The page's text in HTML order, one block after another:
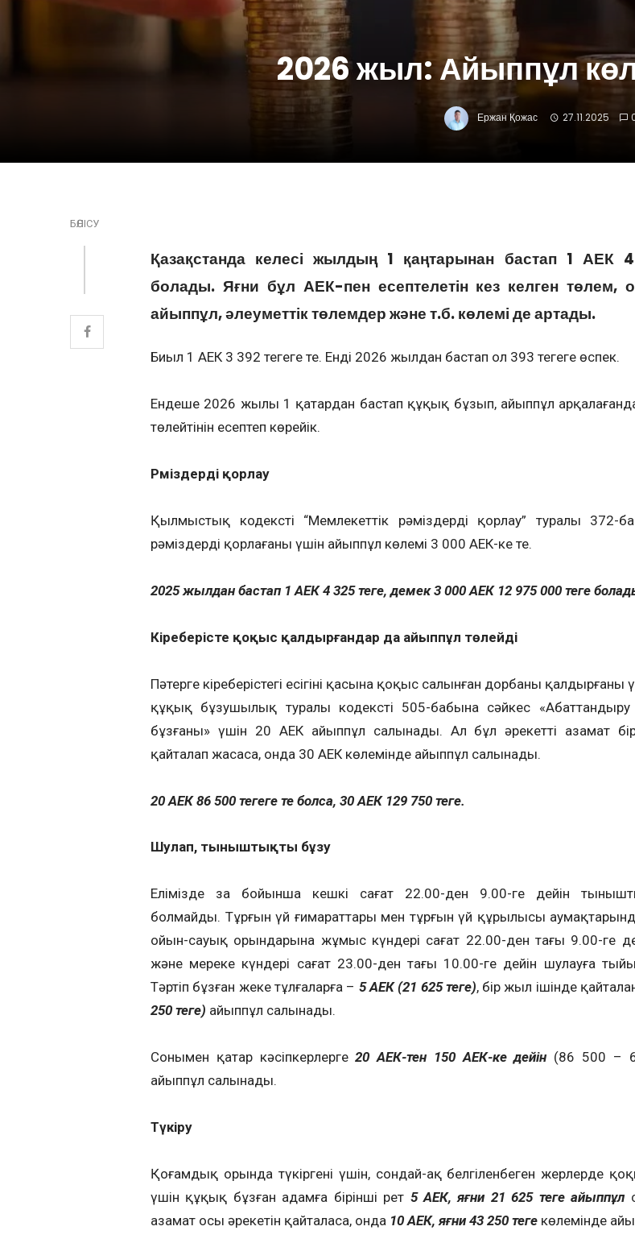
2026 жыл: Айыппұл
Ержан Қожас 27.11.2025
БӨЛІСУ
Қазақстанда келесі жылдың 1 қаңтарынан бастап 1 АЕК
болады. Яғни бұл АЕК-пен есептелетін кез келген төлем,
айыппұл, әлеуметтік төлемдер және т.б. көлемі де артады.
Биыл 1 АЕК 3 392 теңгеге тең. Енді 2026 жылдан бастап ол 393 теңгеге өспек.
Ендеше 2026 жылы 1 қаңтардан бастап құқық бұзып, айыппұл
төлейтінін есептеп көрейік.
Рәміздерді қорлау
Қылмыстық кодекстің “Мемлекеттік рәміздерді қорлау” туралы 372-
рәміздерді қорлағаны үшін айыппұл көлемі 3 000 АЕК-ке тең.
2025 жылдан бастап 1 АЕК 4 325 теңге, демек 3 000 АЕК 12 975 000 теңге
Кіреберісте қоқыс қалдырғандар да айыппұл төлейді
Пәтерге кіреберістегі есігінің қасына қоқыс салынған дорбаны қалдырғаны
құқық бұзушылық туралы кодекстің 505-бабына сәйкес «Абаттандыру
бұзғаны» үшін 20 АЕК айыппұл салынады. Ал бұл әрекетті азамат
қайталап жасаса, онда 30 АЕК көлемінде айыппұл салынады.
20 АЕК 86 500 теңгеге тең болса, 30 АЕК 129 750 теңге.
Шулап, тыныштықты бұзу
Елімізде заң бойынша кешкі сағат 22.00-ден 9.00-ге дейін
болмайды. Тұрғын үй ғимараттары мен тұрғын үй құрылысы
ойын-сауық орындарына жұмыс күндері сағат 22.00-ден таңғы 9.00-ге
және мереке күндері сағат 23.00-ден таңғы 10.00-ге дейін шулауға
Тәртіп бұзған жеке тұлғаларға – 5 АЕК (21 625 теңге), бір жыл ішінде
250 теңге) айыппұл салынады.
Сонымен қатар кәсіпкерлерге 20 АЕК-тен 150 АЕК-ке дейін (86 500 –
айыппұл салынады.
Түкіру
Қоғамдық орында түкіргені үшін, сондай-ақ белгіленбеген жерлерде
үшін құқық бұзған адамға бірінші рет 5 АЕК, яғни 21 625 теңге айыппұл
азамат осы әрекетін қайталаса, онда 10 АЕК, яғни 43 250 теңге көлемінде